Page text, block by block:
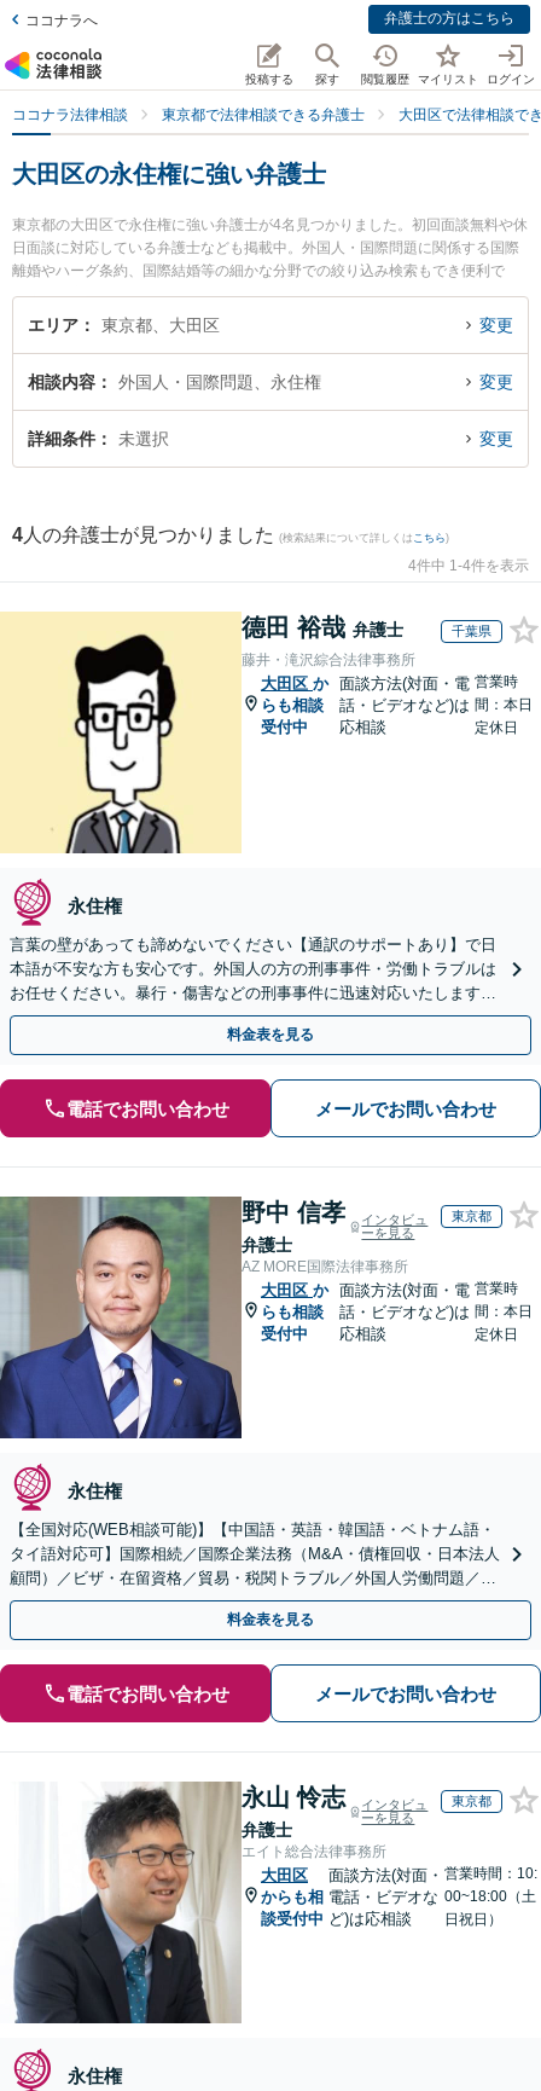
ココナラへ 弁護士の方はこちら
投稿する 探す 閲覧履歴 マイリスト ログイン
ココナラ法律相談 東京都で法律相談できる弁護士 大田区で法律相談で
大田区の永住権に強い弁護士
東京都の大田区で永住権に強い弁護士が4名見つかりました。初回面談無料や休
日面談に対応している弁護士なども掲載中。外国人・国際問題に関係する国際
離婚やハーグ条約、国際結婚等の細かな分野での絞り込み検索もでき便利で
す。特に京浜蒲田法律事務所の豊田 進士弁護士や大田総合法律事務所の首藤 哲
伺弁護士、法律事務所アヴァンティの平井 雄三弁護士のプロフィール情報や弁
績豊富な近くの弁護士を検索したい』『初回相談無料で永住権を法律相談でき
る大田区内の弁護士に相談予約したい』などでお困りの相談者さんにおすすめ
です。
エリア 東京都、大田区 変更
相談内容 外国人・国際問題、永住権 変更
詳細条件 未選択 変更
4 人の弁護士が見つかりました (検索結果について詳しくは こちら)
4件中 1-4件を表示
德田 裕哉 弁護士 千葉県
藤井・滝沢綜合法律事務所
大田区 か
らも相談
受付中
面談方法(対面・電
話・ビデオなど)は
応相談
営業時
間：本日
定休日
永住権
言葉の壁があっても諦めないでください【通訳のサポートあり】で日
本語が不安な方も安心です。外国人の方の刑事事件・労働トラブルは
お任せください。暴行・傷害などの刑事事件に迅速対応いたします。
【事前予約で休日・夜間面談可】
料金表を見る
電話でお問い合わせ メールでお問い合わせ
野中 信孝
弁護士
インタビュ
ーを見る
東京都
AZ MORE国際法律事務所
大田区 か
らも相談
受付中
面談方法(対面・電
話・ビデオなど)は
応相談
営業時
間：本日
定休日
永住権
【全国対応(WEB相談可能)】【中国語・英語・韓国語・ベトナム語・
タイ語対応可】国際相続／国際企業法務（M&A・債権回収・日本法人
顧問）／ビザ・在留資格／貿易・税関トラブル／外国人労働問題／外
国人刑事事件など、幅広いご相談に対応可能
料金表を見る
電話でお問い合わせ メールでお問い合わせ
永山 怜志
弁護士
インタビュ
ーを見る
東京都
エイト総合法律事務所
大田区
からも相
談受付中
面談方法(対面・
電話・ビデオな
ど)は応相談
営業時間：10:
00~18:00（土
日祝日）
永住権